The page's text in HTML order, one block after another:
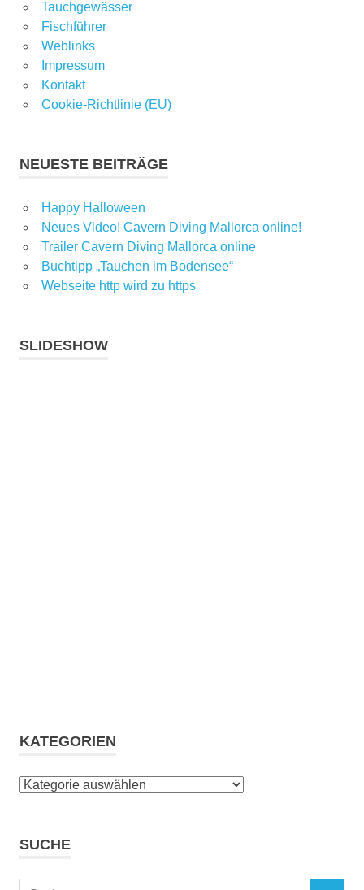
Tauchgewässer
Fischführer
Weblinks
Impressum
Kontakt
Cookie-Richtlinie (EU)
NEUESTE BEITRÄGE
Happy Halloween
Neues Video! Cavern Diving Mallorca online!
Trailer Cavern Diving Mallorca online
Buchtipp „Tauchen im Bodensee“
Webseite http wird zu https
SLIDESHOW
KATEGORIEN
Kategorien
SUCHE
Suchen